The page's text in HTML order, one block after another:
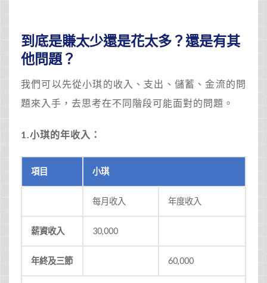
到底是賺太少還是花太多？還是有其
他問題？
我們可以先從小琪的收入、支出、儲蓄、金流的問
題來入手，去思考在不同階段可能面對的問題。
1. 小琪的年收入：
項目 小琪
每月收入 年度收入
薪資收入 30,000
年終及三節 60,000